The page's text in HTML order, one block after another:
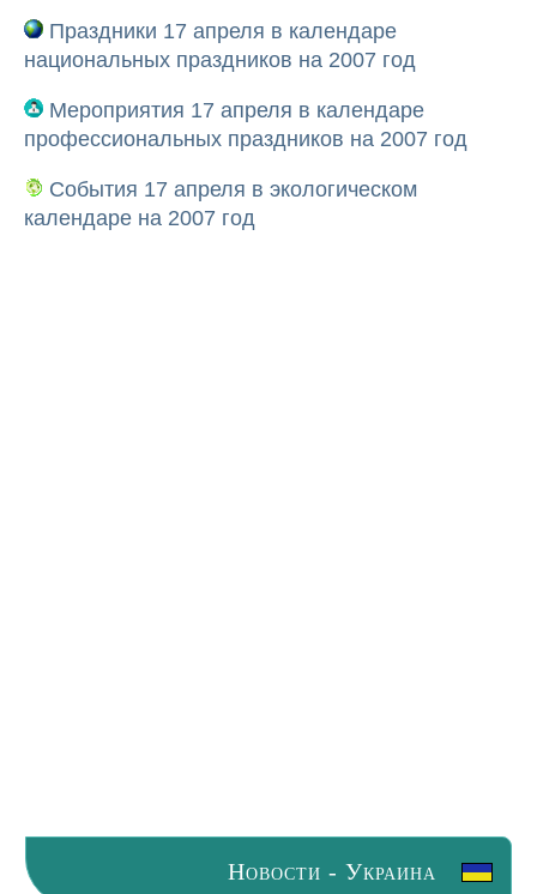
Праздники 17 апреля в календаре
национальных праздников на 2007 год
Мероприятия 17 апреля в календаре
профессиональных праздников на 2007 год
События 17 апреля в экологическом
календаре на 2007 год
Новости - Украина